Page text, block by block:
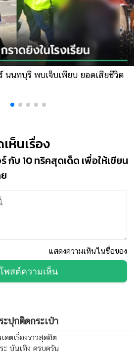
นนทบุรี พบเจ็บเพียบ ยอดเสียชีวิต
ห็นเรื่อง
กับ 10 ทริคสุดเด็ด เพื่อให้เขียน
แสดงความเห็นในชื่อของ
โพสต์ความเห็น
ะปุกติดกระเป๋า
ดตเรื่องราวสุดฮิต
ะ บันเทิง ครบครัน